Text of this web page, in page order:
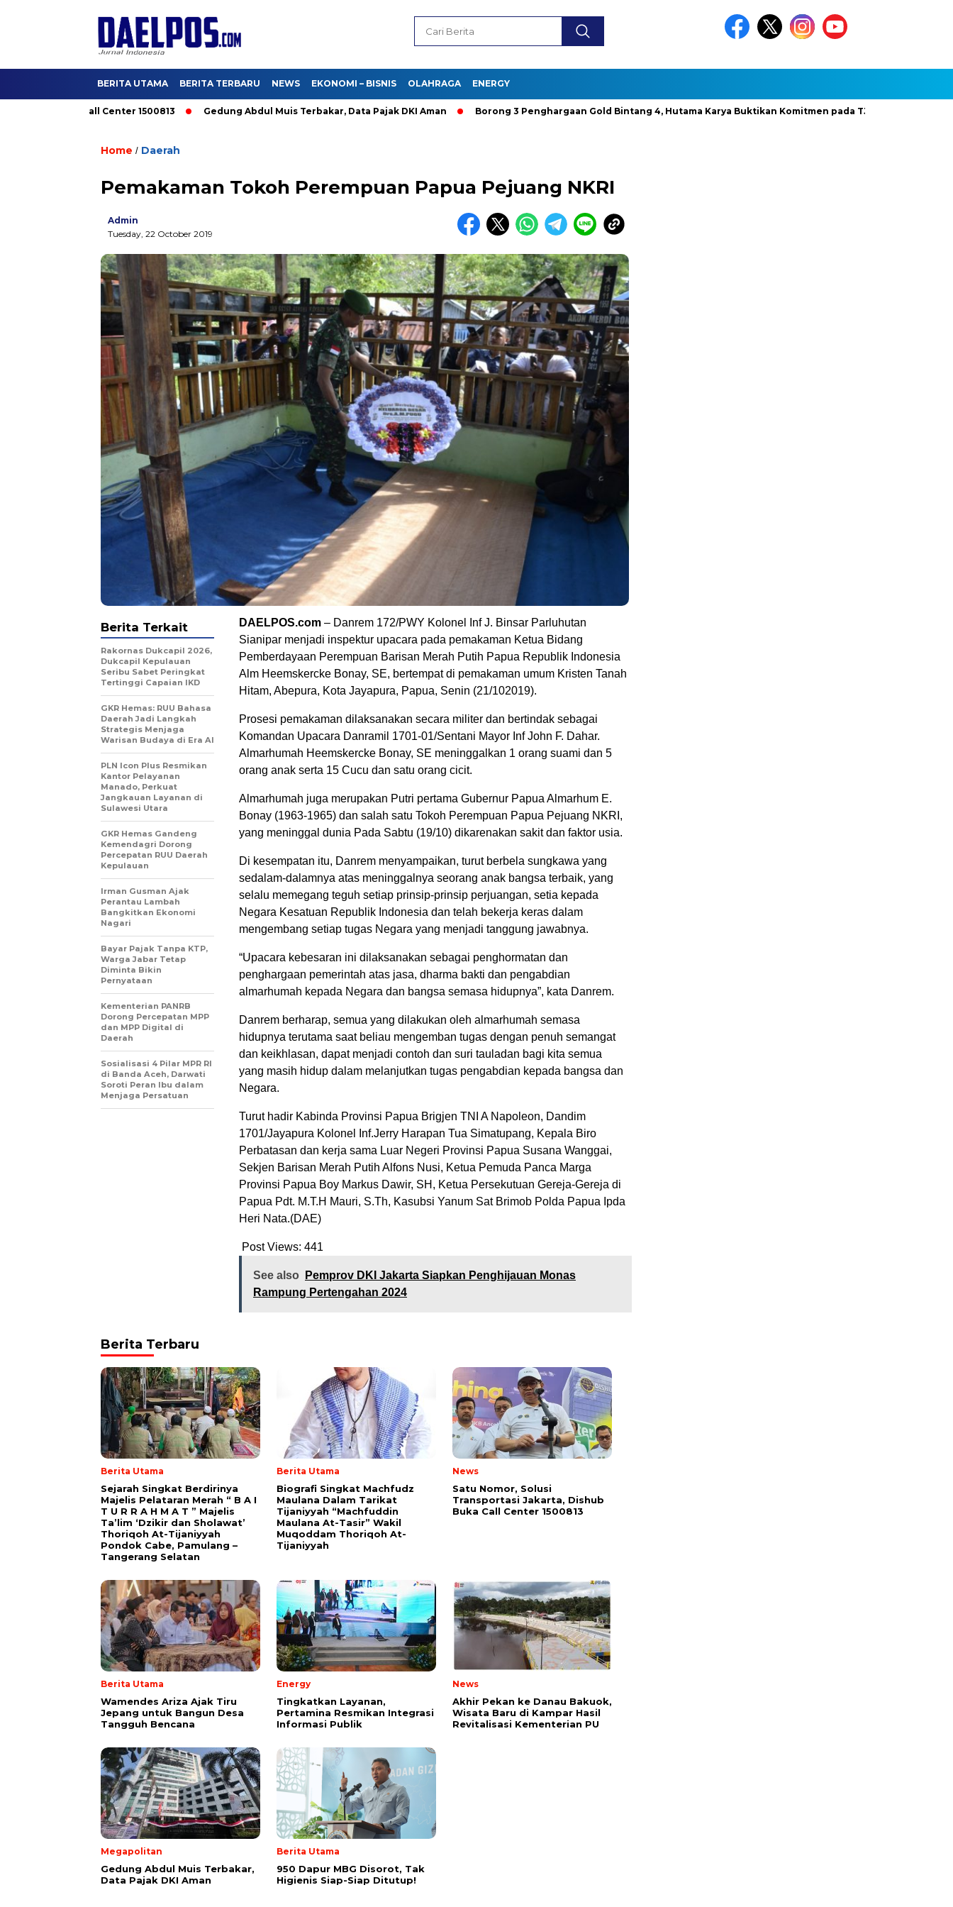
BERITA UTAMA BERITA TERBARU NEWS EKONOMI – BISNIS OLAHRAGA ENERGY
Buka Call Center 1500813 Gedung Abdul Muis Terbakar, Data Pajak DKI Aman Borong 3 Penghargaan Gold Bintang 4, Hutama Karya Buktikan Komitmen pada TJSL & CSR Award BUMN
Home / Daerah
Pemakaman Tokoh Perempuan Papua Pejuang NKRI
Admin
Tuesday, 22 October 2019
DAELPOS.com – Danrem 172/PWY Kolonel Inf J. Binsar Parluhutan
Sianipar menjadi inspektur upacara pada pemakaman Ketua Bidang
Pemberdayaan Perempuan Barisan Merah Putih Papua Republik Indonesia
Alm Heemskercke Bonay, SE, bertempat di pemakaman umum Kristen Tanah
Hitam, Abepura, Kota Jayapura, Papua, Senin (21/102019).
Prosesi pemakaman dilaksanakan secara militer dan bertindak sebagai
Komandan Upacara Danramil 1701-01/Sentani Mayor Inf John F. Dahar.
Almarhumah Heemskercke Bonay, SE meninggalkan 1 orang suami dan 5
orang anak serta 15 Cucu dan satu orang cicit.
Almarhumah juga merupakan Putri pertama Gubernur Papua Almarhum E.
Bonay (1963-1965) dan salah satu Tokoh Perempuan Papua Pejuang NKRI,
yang meninggal dunia Pada Sabtu (19/10) dikarenakan sakit dan faktor usia.
Di kesempatan itu, Danrem menyampaikan, turut berbela sungkawa yang
sedalam-dalamnya atas meninggalnya seorang anak bangsa terbaik, yang
selalu memegang teguh setiap prinsip-prinsip perjuangan, setia kepada
Negara Kesatuan Republik Indonesia dan telah bekerja keras dalam
mengembang setiap tugas Negara yang menjadi tanggung jawabnya.
“Upacara kebesaran ini dilaksanakan sebagai penghormatan dan
penghargaan pemerintah atas jasa, dharma bakti dan pengabdian
almarhumah kepada Negara dan bangsa semasa hidupnya”, kata Danrem.
Danrem berharap, semua yang dilakukan oleh almarhumah semasa
hidupnya terutama saat beliau mengemban tugas dengan penuh semangat
dan keikhlasan, dapat menjadi contoh dan suri tauladan bagi kita semua
yang masih hidup dalam melanjutkan tugas pengabdian kepada bangsa dan
Negara.
Turut hadir Kabinda Provinsi Papua Brigjen TNI A Napoleon, Dandim
1701/Jayapura Kolonel Inf.Jerry Harapan Tua Simatupang, Kepala Biro
Perbatasan dan kerja sama Luar Negeri Provinsi Papua Susana Wanggai,
Sekjen Barisan Merah Putih Alfons Nusi, Ketua Pemuda Panca Marga
Provinsi Papua Boy Markus Dawir, SH, Ketua Persekutuan Gereja-Gereja di
Papua Pdt. M.T.H Mauri, S.Th, Kasubsi Yanum Sat Brimob Polda Papua Ipda
Heri Nata.(DAE)
Post Views: 441
See also
Pemprov DKI Jakarta Siapkan Penghijauan Monas
Rampung Pertengahan 2024
Berita Terkait
Rakornas Dukcapil 2026,
Dukcapil Kepulauan
Seribu Sabet Peringkat
Tertinggi Capaian IKD
GKR Hemas: RUU Bahasa
Daerah Jadi Langkah
Strategis Menjaga
Warisan Budaya di Era AI
PLN Icon Plus Resmikan
Kantor Pelayanan
Manado, Perkuat
Jangkauan Layanan di
Sulawesi Utara
GKR Hemas Gandeng
Kemendagri Dorong
Percepatan RUU Daerah
Kepulauan
Irman Gusman Ajak
Perantau Lambah
Bangkitkan Ekonomi
Nagari
Bayar Pajak Tanpa KTP,
Warga Jabar Tetap
Diminta Bikin
Pernyataan
Kementerian PANRB
Dorong Percepatan MPP
dan MPP Digital di
Daerah
Sosialisasi 4 Pilar MPR RI
di Banda Aceh, Darwati
Soroti Peran Ibu dalam
Menjaga Persatuan
Berita Terbaru
Berita Utama
Sejarah Singkat Berdirinya
Majelis Pelataran Merah “ B A I
T U R R A H M A T ” Majelis
Ta’lim ‘Dzikir dan Sholawat’
Thoriqoh At-Tijaniyyah
Pondok Cabe, Pamulang –
Tangerang Selatan
Berita Utama
Biografi Singkat Machfudz
Maulana Dalam Tarikat
Tijaniyyah “Machfuddin
Maulana At-Tasir” Wakil
Muqoddam Thoriqoh At-
Tijaniyyah
News
Satu Nomor, Solusi
Transportasi Jakarta, Dishub
Buka Call Center 1500813
Berita Utama
Wamendes Ariza Ajak Tiru
Jepang untuk Bangun Desa
Tangguh Bencana
Energy
Tingkatkan Layanan,
Pertamina Resmikan Integrasi
Informasi Publik
News
Akhir Pekan ke Danau Bakuok,
Wisata Baru di Kampar Hasil
Revitalisasi Kementerian PU
Megapolitan
Gedung Abdul Muis Terbakar,
Data Pajak DKI Aman
Berita Utama
950 Dapur MBG Disorot, Tak
Higienis Siap-Siap Ditutup!